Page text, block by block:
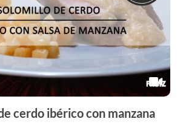
cerdo ibérico con manzana